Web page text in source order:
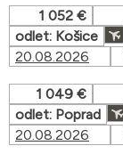
1 052 €
odlet: Košice
20.08.2026
1 049 €
odlet: Poprad
20.08.2026